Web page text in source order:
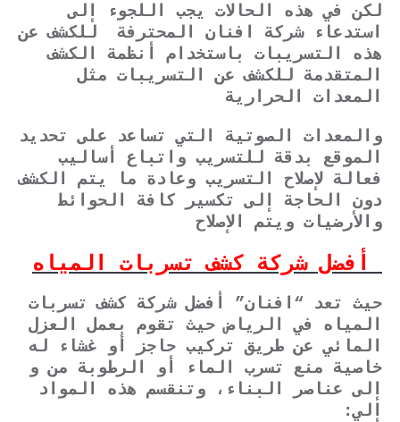
لكن في هذه الحالات يجب اللجوء إلى
استدعاء شركة افنان المحترفة للكشف عن
هذه التسريبات باستخدام أنظمة الكشف
المتقدمة للكشف عن التسريبات مثل
المعدات الحرارية
والمعدات الصوتية التي تساعد على تحديد
الموقع بدقة للتسريب واتباع أساليب
فعالة لإصلاح التسريب وعادة ما يتم الكشف
دون الحاجة إلى تكسير كافة الحوائط
والأرضيات ويتم الإصلاح
أفضل شركة كشف تسربات المياه
حيث تعد “افنان” أفضل شركة كشف تسربات
المياه في الرياض حيث تقوم بعمل العزل
المائي عن طريق تركيب حاجز أو غشاء له
خاصية منع تسرب الماء أو الرطوبة من و
إلى عناصر البناء، وتنقسم هذه المواد
إلي: